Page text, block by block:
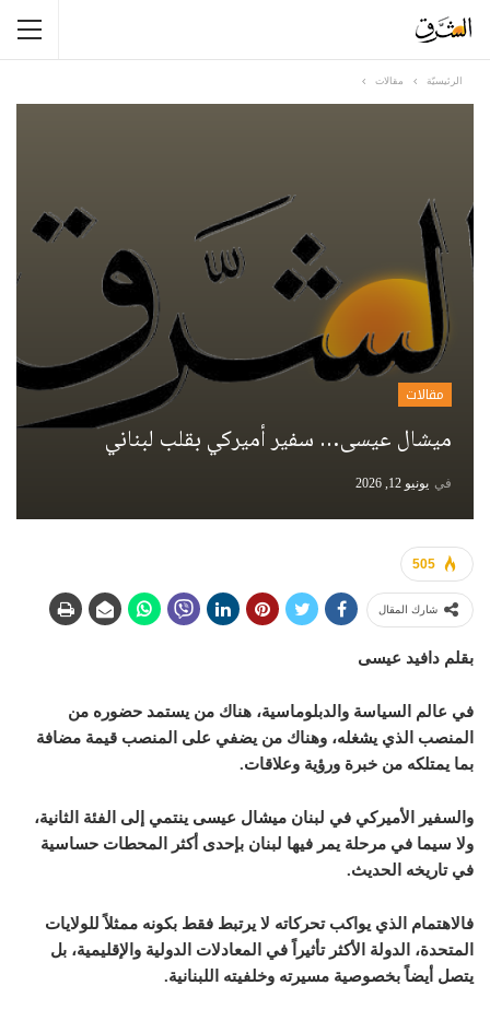
الرئيسيّة مقالات
مقالات
ميشال عيسى… سفير أميركي بقلب لبناني
في يونيو 12, 2026
505
شارك المقال
بقلم دافيد عيسى
في عالم السياسة والدبلوماسية، هناك من يستمد حضوره من
المنصب الذي يشغله، وهناك من يضفي على المنصب قيمة مضافة
بما يمتلكه من خبرة ورؤية وعلاقات.
والسفير الأميركي في لبنان ميشال عيسى ينتمي إلى الفئة الثانية،
ولا سيما في مرحلة يمر فيها لبنان بإحدى أكثر المحطات حساسية
في تاريخه الحديث.
فالاهتمام الذي يواكب تحركاته لا يرتبط فقط بكونه ممثلاً للولايات
المتحدة، الدولة الأكثر تأثيراً في المعادلات الدولية والإقليمية، بل
يتصل أيضاً بخصوصية مسيرته وخلفيته اللبنانية.